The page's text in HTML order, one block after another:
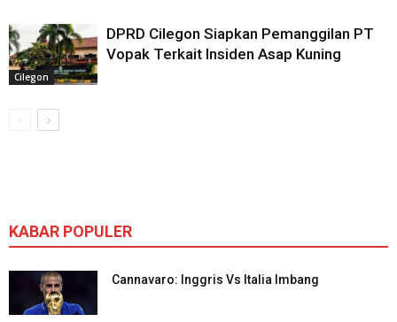
Cilegon
DPRD Cilegon Siapkan Pemanggilan PT
Vopak Terkait Insiden Asap Kuning
KABAR POPULER
Cannavaro: Inggris Vs Italia Imbang